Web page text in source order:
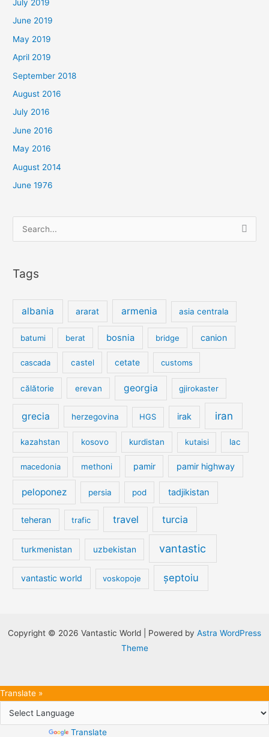
July 2019
June 2019
May 2019
April 2019
September 2018
August 2016
July 2016
June 2016
May 2016
August 2014
June 1976
Search
for:
Tags
albania ararat armenia asia centrala
batumi berat bosnia bridge canion
cascada castel cetate customs
călătorie erevan georgia gjirokaster
grecia herzegovina HGS irak iran
kazahstan kosovo kurdistan kutaisi lac
macedonia methoni pamir pamir highway
peloponez persia pod tadjikistan
teheran trafic travel turcia
turkmenistan uzbekistan vantastic
vantastic world voskopoje șeptoiu
Copyright © 2026 Vantastic World | Powered by Astra WordPress
Theme
Translate »
Translate